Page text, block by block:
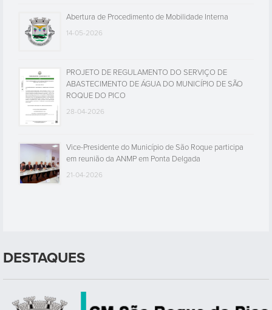
Abertura de Procedimento de Mobilidade Interna
14-05-2026
PROJETO DE REGULAMENTO DO SERVIÇO DE
ABASTECIMENTO DE ÁGUA DO MUNICÍPIO DE SÃO
ROQUE DO PICO
28-04-2026
Vice-Presidente do Município de São Roque participa
em reunião da ANMP em Ponta Delgada
21-04-2026
DESTAQUES